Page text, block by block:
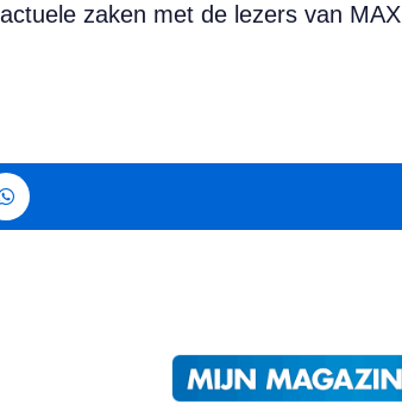
zaken met de lezers van MAX
e-mail
Deel via WhatsApp